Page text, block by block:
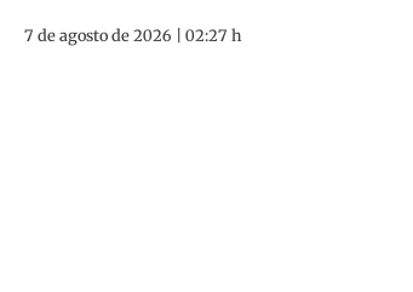
7 de agosto de 2026 | 02:27 h